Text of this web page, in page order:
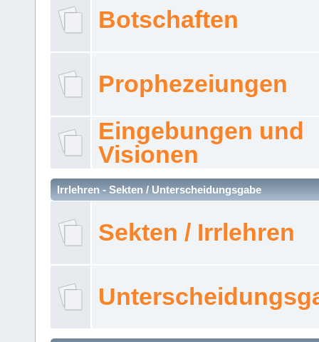
Botschaften
Prophezeiungen
Eingebungen und
Visionen
Irrlehren - Sekten / Unterscheidungsgabe
Sekten / Irrlehren